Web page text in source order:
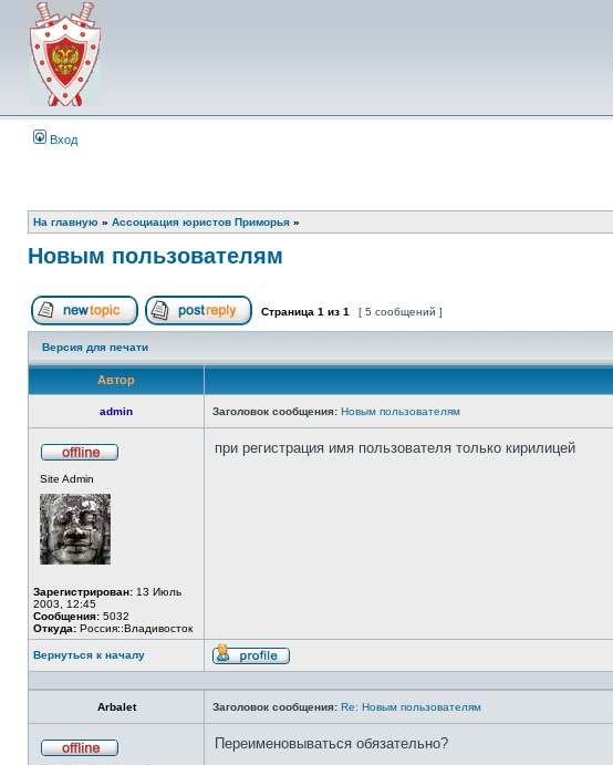
Вход
На главную » Ассоциация юристов Приморья »
Новым пользователям
Начать новую тему Ответить на тему
Страница 1 из 1 [ 5 сообщений ]
Версия для печати
Автор
admin Заголовок сообщения: Новым пользователям
Site Admin
Зарегистрирован: 13 Июль
2003, 12:45
Сообщения: 5032
Откуда: Россия::Владивосток
при регистрация имя пользователя только кирилицей
Вернуться к началу
Профиль
Arbalet
Заголовок сообщения: Re: Новым пользователям
Переименовываться обязательно?